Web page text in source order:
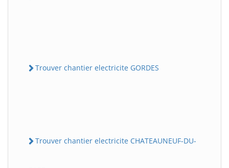
Trouver chantier electricite GORDES
Trouver chantier electricite CHATEAUNEUF-DU-